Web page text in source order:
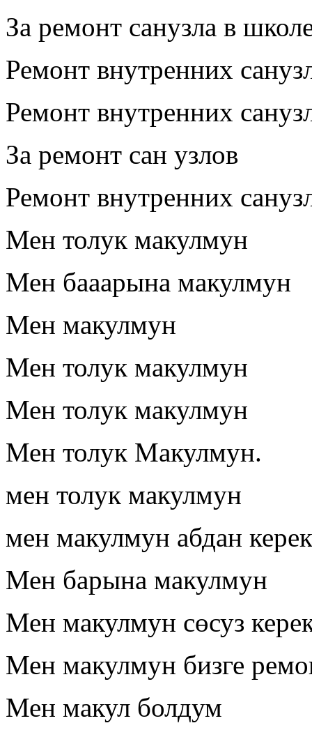
За ремонт санузла в
Ремонт внутренних
Ремонт внутренних
За ремонт сан узлов
Ремонт внутренних
Мен толук макулмун
Мен бааарына макулмун
Мен макулмун
Мен толук макулмун
Мен толук макулмун
Мен толук Макулмун.
мен толук макулмун
мен макулмун абдан керек
Мен барына макулмун
Мен макулмун сөсуз
Мен макулмун бизге
Мен макул болдум